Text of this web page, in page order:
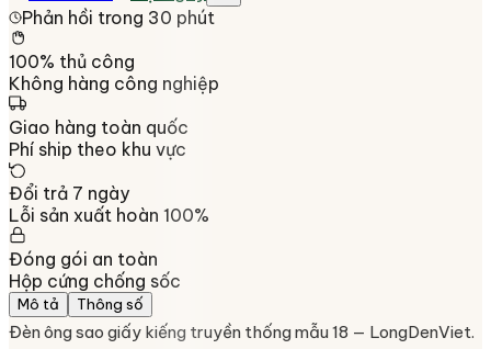
Phản hồi trong 30 phút
100% thủ công
Không hàng công nghiệp
Giao hàng toàn quốc
Phí ship theo khu vực
Đổi trả 7 ngày
Lỗi sản xuất hoàn 100%
Đóng gói an toàn
Hộp cứng chống sốc
Mô tả Thông số
Đèn ông sao giấy kiếng truyền thống mẫu 18 — LongDenViet.